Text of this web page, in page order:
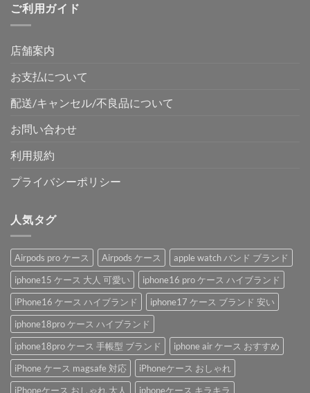
ご利用ガイド
店舗案内
お支払について
配送/キャンセル/不良品について
お問い合わせ
利用規約
プライバシーポリシー
人気タグ
Airpods pro ケース Airpods ケース
apple watch バンド ブランド
iphone15 ケース 大人 可愛い
iphone16 pro ケース ハイブランド
iPhone16 ケース ハイブランド
iphone17 ケース ブランド 安い
iphone18pro ケース ハイブランド
iphone18pro ケース 手帳型 ブランド
iphone air ケース おすすめ
iPhone ケース magsafe 対応
iPhoneケース おしゃれ
iPhoneケース おしゃれ 大人
iphoneケース キラキラ